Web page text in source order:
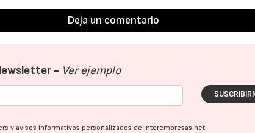
Deja un comentario
- Ver ejemplo
y avisos informativos personalizados de interempresas.net